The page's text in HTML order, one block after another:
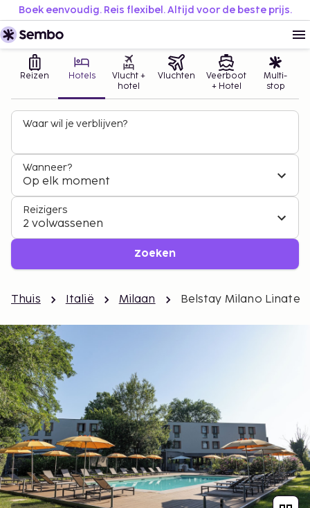
Boek eenvoudig. Reis flexibel. Altijd voor de beste prijs.
Reizen Hotels
Vlucht +
hotel
Vluchten
Veerboot
+ Hotel
Multi-
stop
Waar wil je verblijven?
Wanneer?
Op elk moment
Reizigers
2 volwassenen
Zoeken
Thuis Italië Milaan Belstay Milano Linate